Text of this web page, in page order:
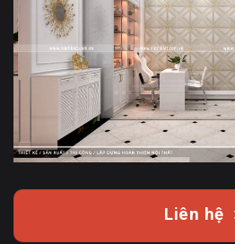
nghiệm nhiều năm nghiên cứu
thi công nội thất SPA.Minh
hàng có được một không gian
Mà còn đảm bảo quá trình vận
quả.Minh Kiệt SPA
cũng sẽ
sàng hỗ trợ tư vấn cho những
mở spa. Hãy gọi ngay cho
Liên hệ